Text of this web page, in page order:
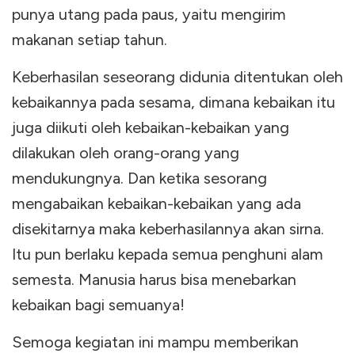
punya utang pada paus, yaitu mengirim
makanan setiap tahun.
Keberhasilan seseorang didunia ditentukan oleh
kebaikannya pada sesama, dimana kebaikan itu
juga diikuti oleh kebaikan-kebaikan yang
dilakukan oleh orang-orang yang
mendukungnya. Dan ketika sesorang
mengabaikan kebaikan-kebaikan yang ada
disekitarnya maka keberhasilannya akan sirna.
Itu pun berlaku kepada semua penghuni alam
semesta. Manusia harus bisa menebarkan
kebaikan bagi semuanya!
Semoga kegiatan ini mampu memberikan